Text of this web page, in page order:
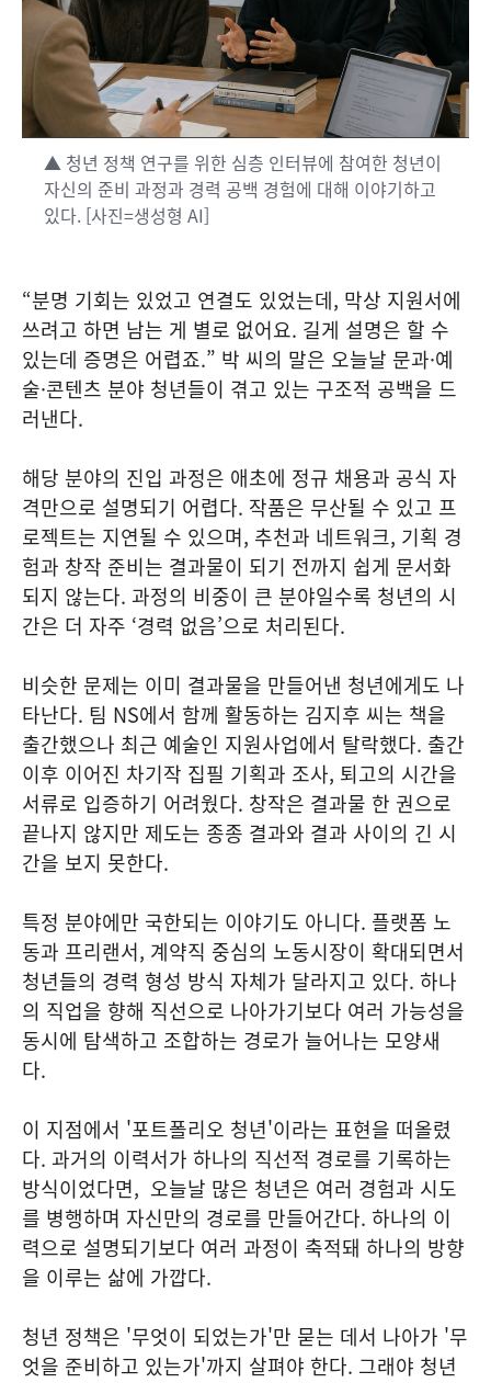
▲ 청년 정책 연구를 위한 심층 인터뷰에 참여한 청년이
자신의 준비 과정과 경력 공백 경험에 대해 이야기하고
있다. [사진=생성형 AI]
“분명 기회는 있었고 연결도 있었는데, 막상 지원서에
쓰려고 하면 남는 게 별로 없어요. 길게 설명은 할 수
있는데 증명은 어렵죠.” 박 씨의 말은 오늘날 문과·예
술·콘텐츠 분야 청년들이 겪고 있는 구조적 공백을 드
러낸다.
해당 분야의 진입 과정은 애초에 정규 채용과 공식 자
격만으로 설명되기 어렵다. 작품은 무산될 수 있고 프
로젝트는 지연될 수 있으며, 추천과 네트워크, 기획 경
험과 창작 준비는 결과물이 되기 전까지 쉽게 문서화
되지 않는다. 과정의 비중이 큰 분야일수록 청년의 시
간은 더 자주 ‘경력 없음’으로 처리된다.
비슷한 문제는 이미 결과물을 만들어낸 청년에게도 나
타난다. 팀 NS에서 함께 활동하는 김지후 씨는 책을
출간했으나 최근 예술인 지원사업에서 탈락했다. 출간
이후 이어진 차기작 집필 기획과 조사, 퇴고의 시간을
서류로 입증하기 어려웠다. 창작은 결과물 한 권으로
끝나지 않지만 제도는 종종 결과와 결과 사이의 긴 시
간을 보지 못한다.
특정 분야에만 국한되는 이야기도 아니다. 플랫폼 노
동과 프리랜서, 계약직 중심의 노동시장이 확대되면서
청년들의 경력 형성 방식 자체가 달라지고 있다. 하나
의 직업을 향해 직선으로 나아가기보다 여러 가능성을
동시에 탐색하고 조합하는 경로가 늘어나는 모양새
다.
이 지점에서 '포트폴리오 청년'이라는 표현을 떠올렸
다. 과거의 이력서가 하나의 직선적 경로를 기록하는
방식이었다면, 오늘날 많은 청년은 여러 경험과 시도
를 병행하며 자신만의 경로를 만들어간다. 하나의 이
력으로 설명되기보다 여러 과정이 축적돼 하나의 방향
을 이루는 삶에 가깝다.
청년 정책은 '무엇이 되었는가'만 묻는 데서 나아가 '무
엇을 준비하고 있는가'까지 살펴야 한다. 그래야 청년